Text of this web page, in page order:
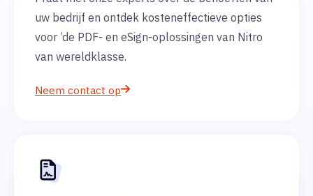
uw bedrijf en ontdek kosteneffectieve opties
voor ’de PDF- en eSign-oplossingen van Nitro
van wereldklasse.
Neem contact op